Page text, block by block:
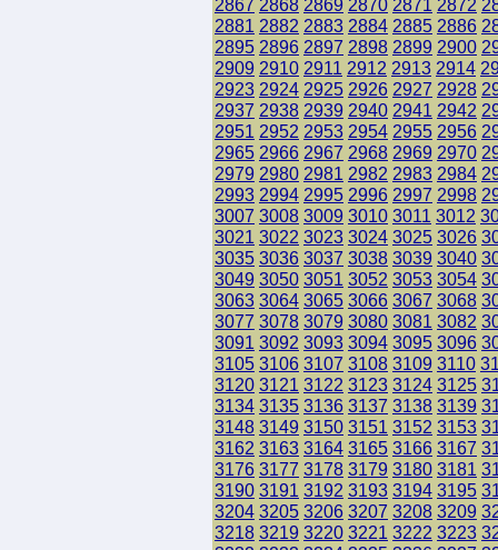
2867 2868 2869 2870 2871 2872
2881 2882 2883 2884 2885 2886
2895 2896 2897 2898 2899 2900
2909 2910 2911 2912 2913 2914
2923 2924 2925 2926 2927 2928
2937 2938 2939 2940 2941 2942
2951 2952 2953 2954 2955 2956
2965 2966 2967 2968 2969 2970
2979 2980 2981 2982 2983 2984
2993 2994 2995 2996 2997 2998
3007 3008 3009 3010 3011 3012
3021 3022 3023 3024 3025 3026
3035 3036 3037 3038 3039 3040
3049 3050 3051 3052 3053 3054
3063 3064 3065 3066 3067 3068
3077 3078 3079 3080 3081 3082
3091 3092 3093 3094 3095 3096
3105 3106 3107 3108 3109 3110
3120 3121 3122 3123 3124 3125
3134 3135 3136 3137 3138 3139
3148 3149 3150 3151 3152 3153
3162 3163 3164 3165 3166 3167
3176 3177 3178 3179 3180 3181
3190 3191 3192 3193 3194 3195
3204 3205 3206 3207 3208 3209
3218 3219 3220 3221 3222 3223